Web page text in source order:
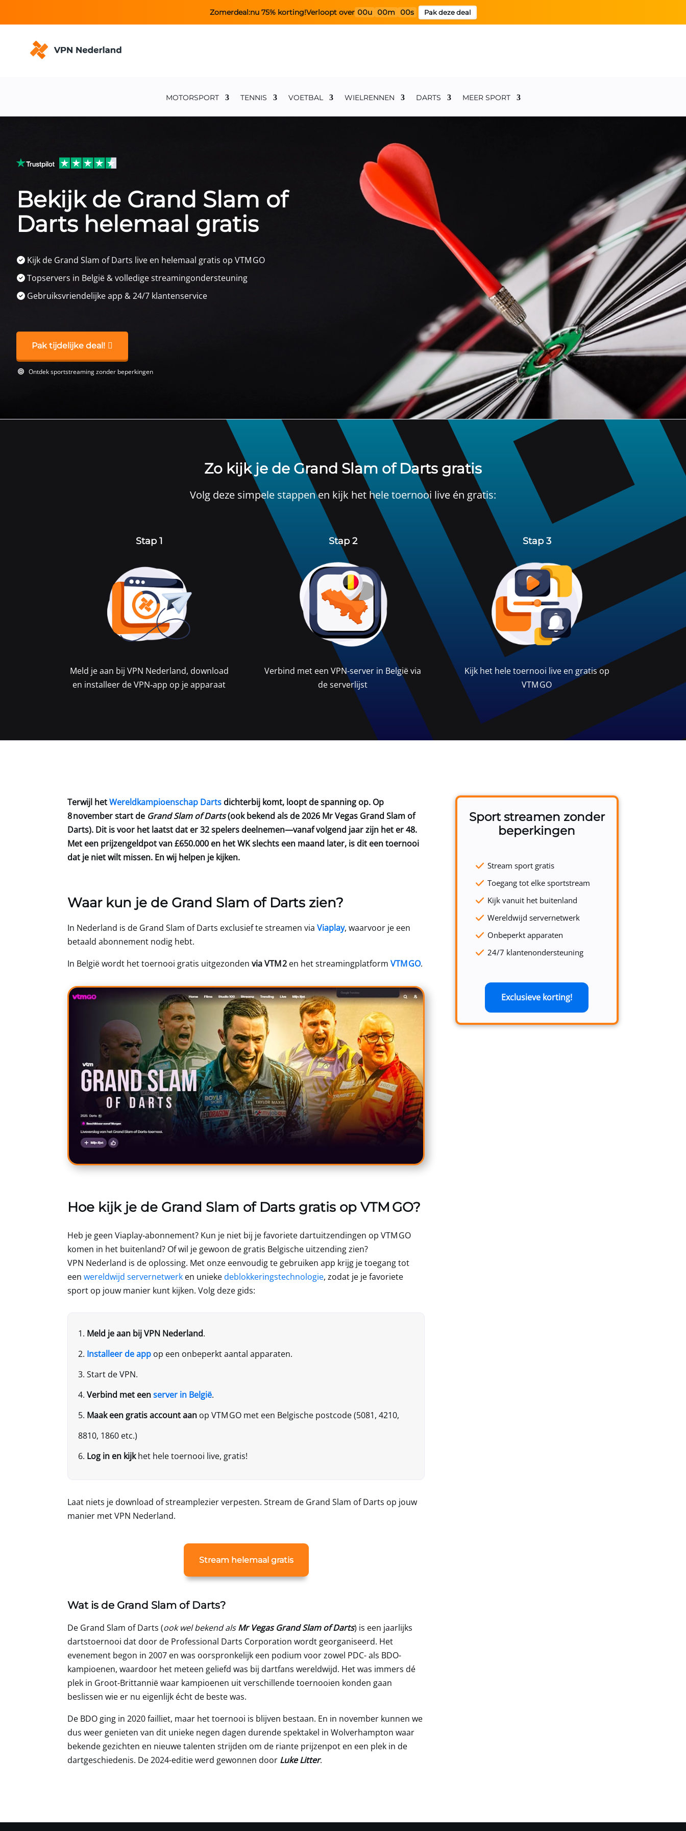
Zomerdeal:nu 75% korting!Verloopt over 00u 00m 00s Pak deze deal
MOTORSPORT TENNIS VOETBAL WIELRENNEN DARTS MEER SPORT
Bekijk de Grand Slam of
Darts helemaal gratis
Kijk de Grand Slam of Darts live en helemaal gratis op VTM GO
Topservers in België & volledige streamingondersteuning
Gebruiksvriendelijke app & 24/7 klantenservice
Pak tijdelijke deal!
Ontdek sportstreaming zonder beperkingen
Zo kijk je de Grand Slam of Darts gratis
Volg deze simpele stappen en kijk het hele toernooi live én gratis:
Stap 1
Meld je aan bij VPN Nederland, download
en installeer de VPN‑app op je apparaat
Stap 2
Verbind met een VPN‑server in België via
de serverlijst
Stap 3
Kijk het hele toernooi live en gratis op
VTM GO
Terwijl hetWereldkampioenschap Darts dichterbij komt, loopt de spanning op. Op
8 november start de Grand Slam of Darts(ook bekend als de 2026 Mr Vegas Grand Slam of
Darts). Dit is voor het laatst dat er 32 spelers deelnemen—vanaf volgend jaar zijn het er 48.
Met een prijzengeldpot van £650.000 en het WK slechts een maand later, is dit een toernooi
dat je niet wilt missen. En wij helpen je kijken.
Waar kun je de Grand Slam of Darts zien?
In Nederland is de Grand Slam of Darts exclusief te streamen via Viaplay, waarvoor je een
betaald abonnement nodig hebt.
In België wordt het toernooi gratis uitgezonden via VTM 2 en het streamingplatform VTM GO.
Hoe kijk je de Grand Slam of Darts gratis op VTM GO?
Heb je geen Viaplay‑abonnement? Kun je niet bij je favoriete dartuitzendingen op VTM GO
komen in het buitenland? Of wil je gewoon de gratis Belgische uitzending zien?
VPN Nederland is de oplossing. Met onze eenvoudig te gebruiken app krijg je toegang tot
een wereldwijd servernetwerk en uniekedeblokkeringstechnologie, zodat je je favoriete
sport op jouw manier kunt kijken. Volg deze gids:
Meld je aan bijVPN Nederland.
Installeer de app op een onbeperkt aantal apparaten.
Start de VPN.
Verbind met eenserver in België.
Maak een gratis account aan op VTM GO met een Belgische postcode (5081, 4210,
8810, 1860 etc.)
Log in en kijkhet hele toernooi live, gratis!
Laat niets je download of streamplezier verpesten. Stream de Grand Slam of Darts op jouw
manier metVPN Nederland.
Stream helemaal gratis
Wat is de Grand Slam of Darts?
De Grand Slam of Darts (ook wel bekend alsMr Vegas Grand Slam of Darts) is een jaarlijks
dartstoernooi dat door de Professional Darts Corporation wordt georganiseerd. Het
evenement begon in 2007 en was oorspronkelijk een podium voor zowel PDC- als BDO-
kampioenen, waardoor het meteen geliefd was bij dartfans wereldwijd. Het was immers dé
plek in Groot-Brittannië waar kampioenen uit verschillende toernooien konden gaan
beslissen wie er nu eigenlijk écht de beste was.
De BDO ging in 2020 failliet, maar het toernooi is blijven bestaan. En in november kunnen we
dus weer genieten van dit unieke negen dagen durende spektakel in Wolverhampton waar
bekende gezichten en nieuwe talenten strijden om de riante prijzenpot en een plek in de
dartgeschiedenis. De 2024-editie werd gewonnen door Luke Litter.
Sport streamen zonder
beperkingen
Stream sport gratis
Toegang tot elke sportstream
Kijk vanuit het buitenland
Wereldwijd servernetwerk
Onbeperkt apparaten
24/7 klantenondersteuning
Exclusieve korting!